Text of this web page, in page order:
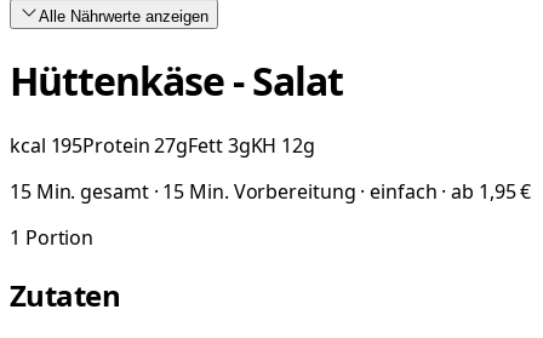
Alle Nährwerte anzeigen
Hüttenkäse - Salat
kcal 195Protein 27gFett3gKH 12g
15 Min. gesamt · 15 Min. Vorbereitung · einfach · ab 1,95 €
1 Portion
Zutaten